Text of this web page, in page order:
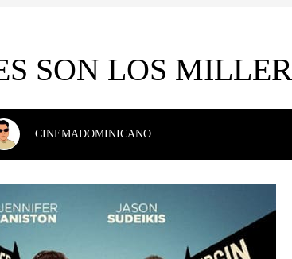
SON LOS
CINEMADOMINICANO